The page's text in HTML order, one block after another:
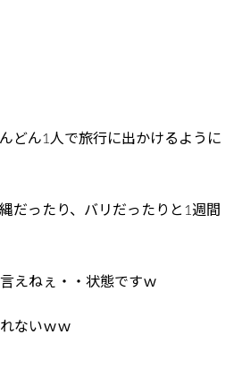
どん1人で旅行に出かけるように
だったり、バリだったりと1週間
えねぇ・・状態ですｗ
ないｗｗ